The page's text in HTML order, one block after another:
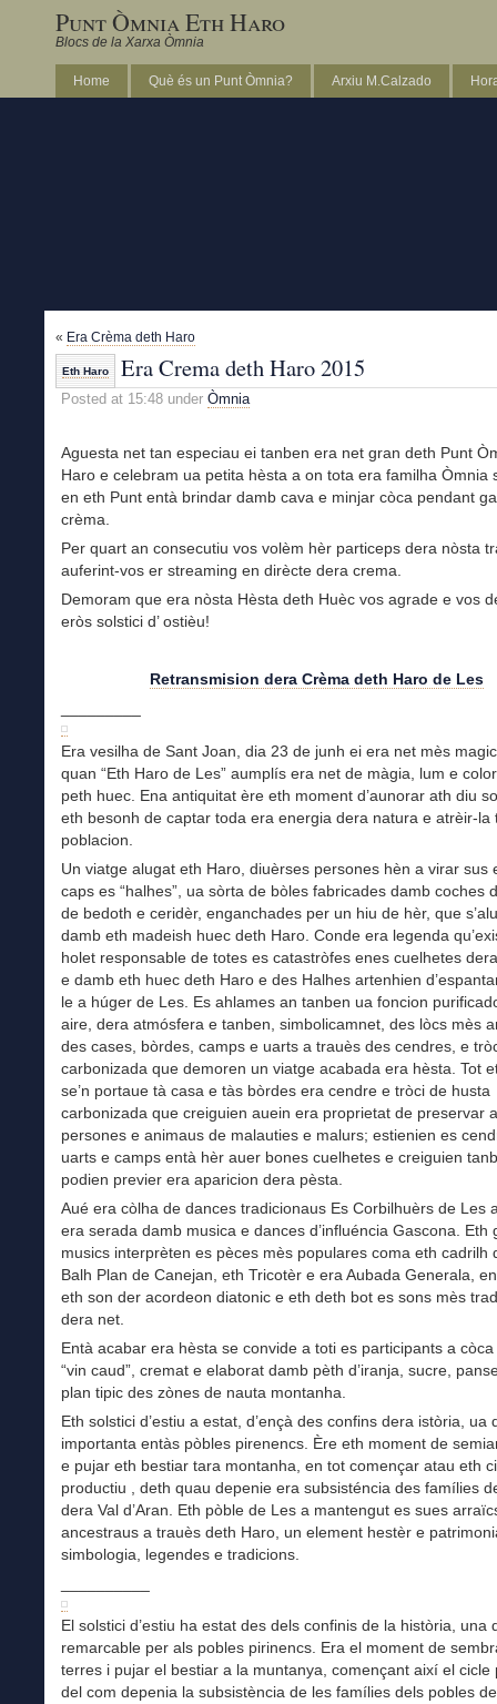
Punt Òmnia Eth Haro
Blocs de la Xarxa Òmnia
Home Què és un Punt Òmnia? Arxiu M.Calzado
« Era Crèma deth Haro
Eth Haro Era Crema deth Haro 2015
Posted at 15:48 under Òmnia
Aguesta net tan especiau ei tanben era net gran deth Punt
Haro e celebram ua petita hèsta a on tota era familha Òmnia
en eth Punt entà brindar damb cava e minjar còca pendant
crèma.
Per quart an consecutiu vos volèm hèr particeps dera nòsta
auferint-vos er streaming en dirècte dera crema.
Demoram que era nòsta Hèsta deth Huèc vos agrade e vos
eròs solstici d’ ostièu!
Retransmision dera Crèma deth Haro de Les
Era vesilha de Sant Joan, dia 23 de junh ei era net mès
quan “Eth Haro de Les” aumplís era net de màgia, lum e
peth huec. Ena antiquitat ère eth moment d’aunorar ath diu
eth besonh de captar toda era energia dera natura e atrèir-la
poblacion.
Un viatge alugat eth Haro, diuèrses persones hèn a virar sus
caps es “halhes”, ua sòrta de bòles fabricades damb coches
de bedoth e ceridèr, enganchades per un hiu de hèr, que
damb eth madeish huec deth Haro. Conde era legenda
holet responsable de totes es catastròfes enes cuelhetes
e damb eth huec deth Haro e des Halhes artenhien
le a húger de Les. Es ahlames an tanben ua foncion
aire, dera atmósfera e tanben, simbolicamnet, des lòcs mès
des cases, bòrdes, camps e uarts a trauès des cendres, e
carbonizada que demoren un viatge acabada era hèsta. Tot
se’n portaue tà casa e tàs bòrdes era cendre e tròci de husta
carbonizada que creiguien auein era proprietat de preservar
persones e animaus de malauties e malurs; estienien es
uarts e camps entà hèr auer bones cuelhetes e creiguien
podien previer era aparicion dera pèsta.
Aué era còlha de dances tradicionaus Es Corbilhuèrs de Les
era serada damb musica e dances d’influéncia Gascona. Eth
musics interprèten es pèces mès populares coma eth cadrilh
Balh Plan de Canejan, eth Tricotèr e era Aubada Generala,
eth son der acordeon diatonic e eth deth bot es sons mès
dera net.
Entà acabar era hèsta se convide a toti es participants a
“vin caud”, cremat e elaborat damb pèth d’iranja, sucre,
plan tipic des zònes de nauta montanha.
Eth solstici d’estiu a estat, d’ençà des confins dera istòria, ua
importanta entàs pòbles pirenencs. Ère eth moment de
e pujar eth bestiar tara montanha, en tot començar atau eth
productiu , deth quau depenie era subsisténcia des famílies
dera Val d’Aran. Eth pòble de Les a mantengut es sues
ancestraus a trauès deth Haro, un element hestèr e
simbologia, legendes e tradicions.
El solstici d’estiu ha estat des dels confinis de la història, una
remarcable per als pobles pirinencs. Era el moment de
terres i pujar el bestiar a la muntanya, començant així el cicle
del com depenia la subsistència de les famílies dels pobles